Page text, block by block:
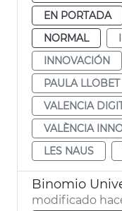
EN PORTADA
NORMAL
INNOVACIÓN
PAULA LLOBET
VALENCIA
VALÈNCIA
LES NAUS
modificado